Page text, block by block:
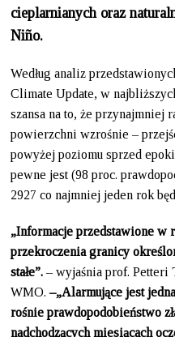
cieplarnianych oraz
Niño.
Według analiz
Climate Update, w
szansa na to, że przynajmniej
powierzchni wzrośnie –
powyżej poziomu sprzed
pewne jest (98 proc.
2927 co najmniej jeden rok
„Informacje przedstawione w
przekroczenia granicy
stałe”. – wyjaśnia prof. Petteri
WMO.–„Alarmujące jest
rośnie prawdopodobieństwo
nadchodzących miesiącach